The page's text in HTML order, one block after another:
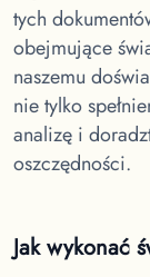
tych
obejmujące
naszemu
nie tylko
analizę i
oszczędności.
Jak wykonać